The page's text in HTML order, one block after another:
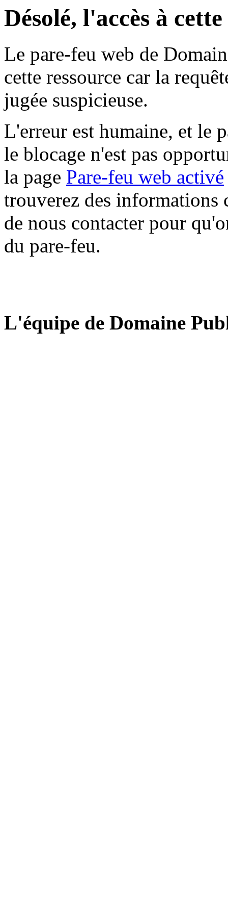
Désolé, l'accès à
Le pare-feu web de
cette ressource car la
jugée suspicieuse.
L'erreur est humaine, et le
le blocage n'est pas
la page Pare-feu web activé
trouverez des informations
de nous contacter pour
du pare-feu.
L'équipe de Domaine